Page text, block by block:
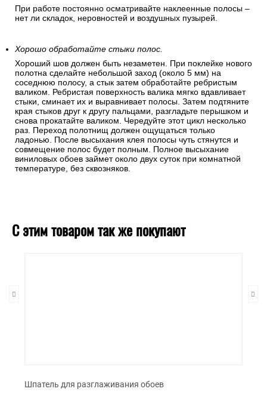
При работе постоянно осматривайте наклеенные полосы –
нет ли складок, неровностей и воздушных пузырей.
Хорошо обработайте стыки полос.
Хороший шов должен быть незаметен. При поклейке нового
полотна сделайте небольшой заход (около 5 мм) на
соседнюю полосу, а стык затем обработайте ребристым
валиком. Ребристая поверхность валика мягко вдавливает
стыки, сминает их и выравнивает полосы. Затем подтяните
края стыков друг к другу пальцами, разгладьте перышком и
снова прокатайте валиком. Чередуйте этот цикл несколько
раз. Переход полотнищ должен ощущаться только
ладонью. После высыхания клея полосы чуть стянутся и
совмещение полос будет полным. Полное высыхание
виниловых обоев займет около двух суток при комнатной
температуре, без сквозняков.
С этим товаром так же покупают
Шпатель для разглаживания обоев